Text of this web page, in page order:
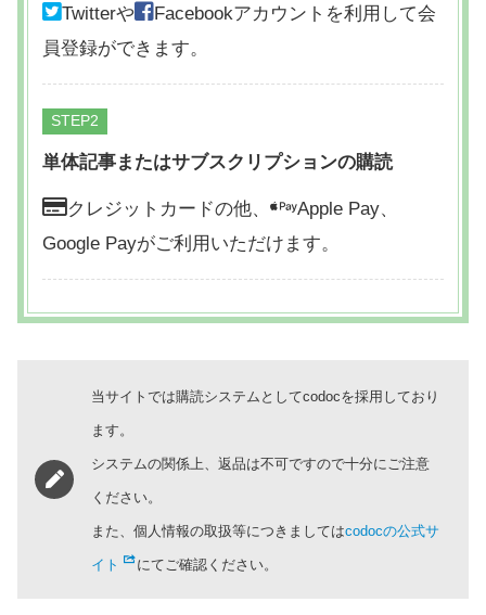
Twitterや
Facebookアカウントを利用して会
員登録ができます。
STEP
単体記事またはサブスクリプションの購読
クレジットカードの他、
Apple Pay、
Google Payがご利用いただけます。
当サイトでは購読システムとしてcodocを採用しており
ます。
システムの関係上、返品は不可ですので十分にご注意
ください。
また、個人情報の取扱等につきましてはcodocの公式サ
イト にてご確認ください。